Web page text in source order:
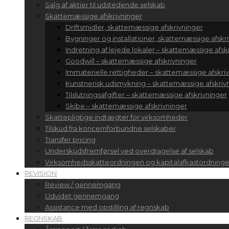
Salg af aktier til udstedende selskab
Skattemæssige afskrivninger
Driftsmidler, skattemæssige afskrivninger
Bygninger og installationer, skattemæssige
Indretning af lejede lokaler – skattemæssige
Goodwill – skattemæssige afskrivninger
Immaterielle rettigheder – skattemæssige
Kunstnerisk udsmykning – skattemæssige
Tilslutningsafgifter – skattemæssige afskrivninger
Skibe – skattemæssige afskrivninger
Skattepligtige indtægter for virksomheder
Tilskud fra koncernforbundne selskaber
Transfer pricing
Underskudsfremførsel ved overdragelse af selskab
Virksomhedsskatteordningen og
REVISION
Review / gennemgang
Udvidet gennemgang
Assistance med opstilling af regnskab
REGNSKAB